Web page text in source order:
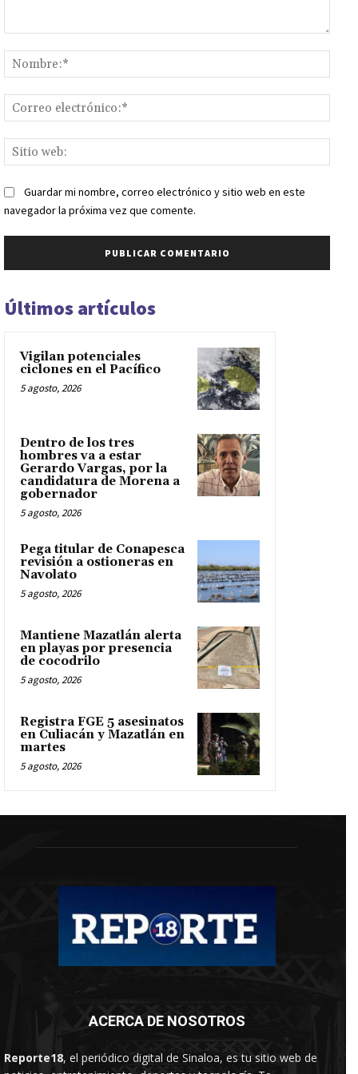
web:
Guardar mi nombre, correo electrónico y sitio web en este
navegador la próxima vez que comente.
Últimos artículos
Vigilan potenciales
ciclones en el Pacífico
5 agosto, 2026
Dentro de los tres
hombres va a estar
Gerardo Vargas, por la
candidatura de Morena a
gobernador
5 agosto, 2026
Pega titular de Conapesca
revisión a ostioneras en
Navolato
5 agosto, 2026
Mantiene Mazatlán alerta
en playas por presencia
de cocodrilo
5 agosto, 2026
Registra FGE 5 asesinatos
en Culiacán y Mazatlán en
martes
5 agosto, 2026
ACERCA DE NOSOTROS
Reporte18, el periódico digital de Sinaloa, es tu sitio web de